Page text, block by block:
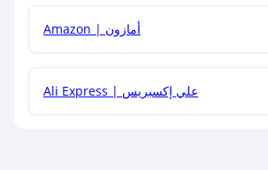
Amazon | أمازون
Ali Express | علي إكسبريس